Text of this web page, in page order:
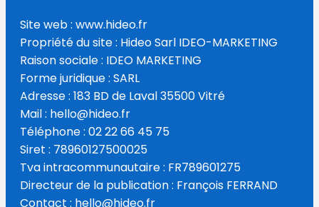
Site web : www.hideo.fr
Propriété du site : Hideo Sarl IDEO-MARKETING
Raison sociale : IDEO MARKETING
Forme juridique : SARL
Adresse : 183 BD de Laval 35500 Vitré
Mail : hello@hideo.fr
Téléphone : 02 22 66 45 75
Siret : 78960127500025
Tva intracommunautaire : FR789601275
Directeur de la publication : François FERRAND
Contact : hello@hideo.fr